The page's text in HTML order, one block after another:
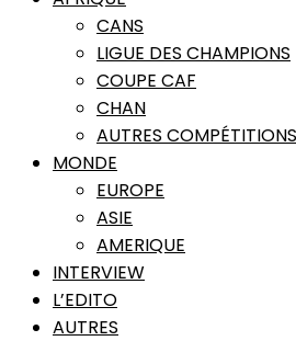
CANS
LIGUE DES CHAMPIONS
COUPE CAF
CHAN
AUTRES COMPÉTITIONS
MONDE
EUROPE
ASIE
AMERIQUE
INTERVIEW
L’EDITO
AUTRES